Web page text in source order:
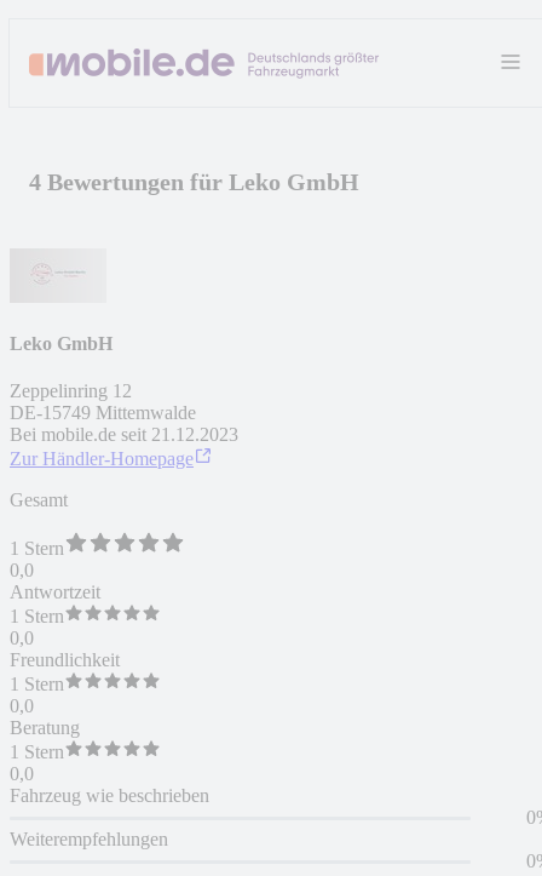
4 Bewertungen für Leko GmbH
Leko GmbH
Zeppelinring 12
DE-15749 Mittemwalde
Bei mobile.de seit 21.12.2023
Zur Händler-Homepage
Gesamt
1 Stern
0,0
Antwortzeit
1 Stern
0,0
Freundlichkeit
1 Stern
0,0
Beratung
1 Stern
0,0
Fahrzeug wie beschrieben
Weiterempfehlungen